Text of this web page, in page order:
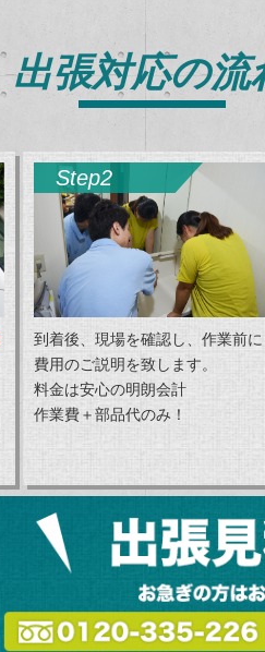
出張対応の流
Step2
到着後、現場を確認し、作業前に
費用のご説明を致します。
料金は安心の明朗会計
作業費＋部品代のみ！